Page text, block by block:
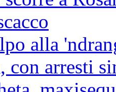
alla
con arresti